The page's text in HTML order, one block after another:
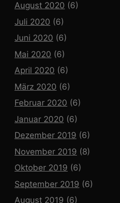
August 2020 (6)
Juli 2020 (6)
Juni 2020 (6)
Mai 2020 (6)
April 2020 (6)
März 2020 (6)
Februar 2020 (6)
Januar 2020 (6)
Dezember 2019 (6)
November 2019 (8)
Oktober 2019 (6)
September 2019 (6)
August 2019 (6)